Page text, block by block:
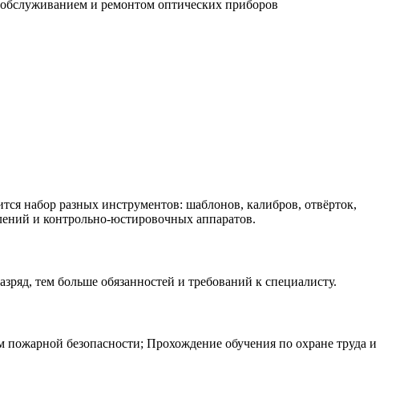
и ремонтом оптических приборов
набор разных инструментов: шаблонов, калибров, отвёрток,
и контрольно-юстировочных аппаратов.
тем больше обязанностей и требований к специалисту.
безопасности; Прохождение обучения по охране труда и